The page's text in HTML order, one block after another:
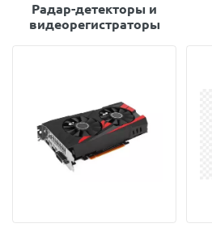
Радар-детекторы и
видеорегистраторы